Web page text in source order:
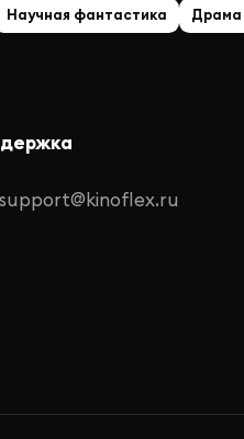
Научная фантастика Драма
support@kinoflex.ru